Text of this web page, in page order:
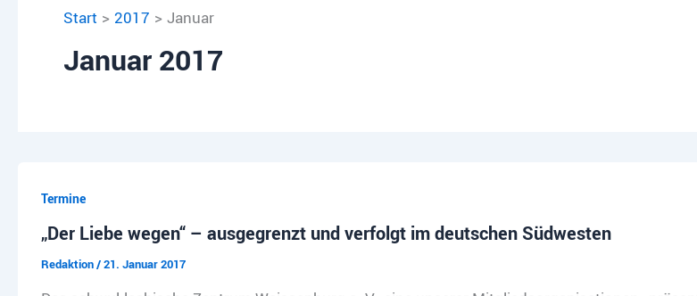
Start 2017 Januar
Januar 2017
Termine
„Der Liebe wegen“ – ausgegrenzt und verfolgt im deutschen Südwesten
Redaktion/21. Januar 2017